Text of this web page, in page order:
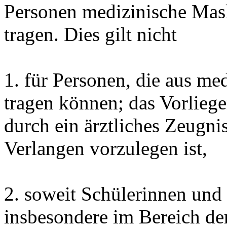
Personen medizinische
tragen. Dies gilt nicht
1. für Personen, die aus
tragen können; das
durch ein ärztliches
Verlangen vorzulegen ist,
2. soweit Schülerinnen
insbesondere im Bereich